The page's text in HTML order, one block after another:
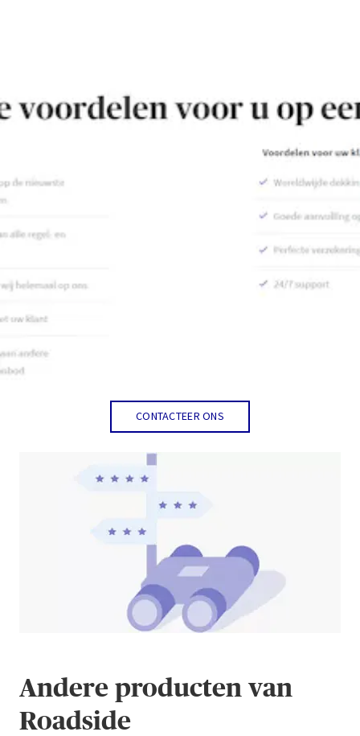
CONTACTEER ONS
Andere producten van
Roadside